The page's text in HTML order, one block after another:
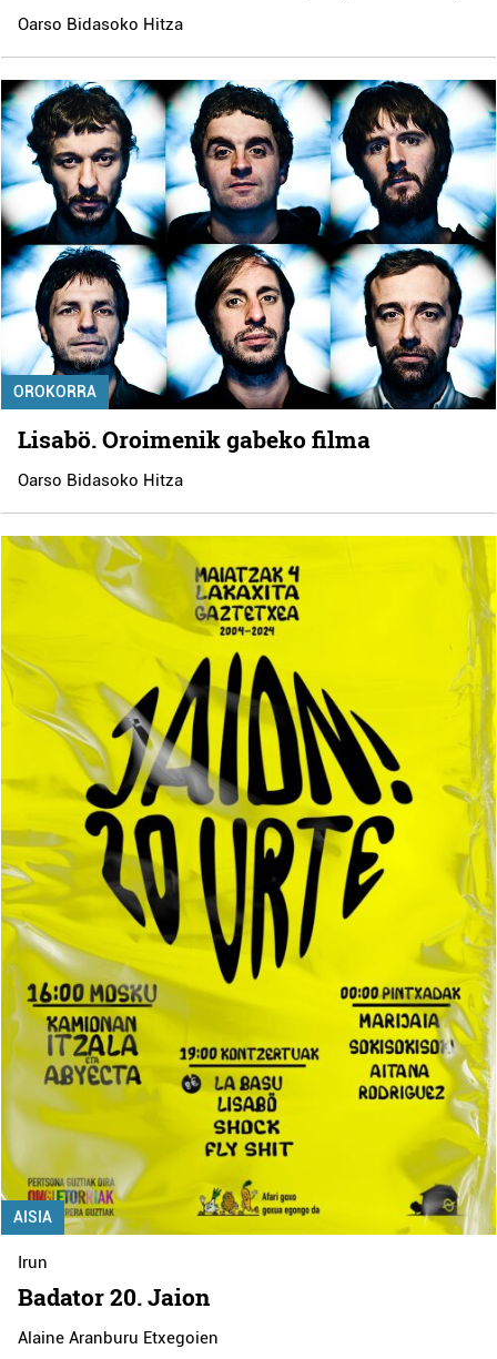
Oarso Bidasoko Hitza
OROKORRA
Lisabö. Oroimenik gabeko filma
Oarso Bidasoko Hitza
AISIA
Irun
Badator 20. Jaion
Alaine Aranburu Etxegoien